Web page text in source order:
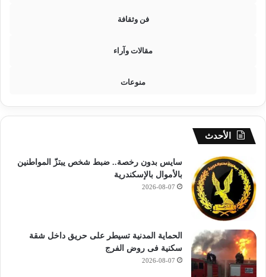
د
ي
0
2
7
فن وثقافة
مقالات وآراء
منوعات
الأحدث
سايس بدون رخصة.. ضبط شخص يبتزّ المواطنين
بالأموال بالإسكندرية
2026-08-07
الحماية المدنية تسيطر على حريق داخل شقة
سكنية فى روض الفرج
2026-08-07